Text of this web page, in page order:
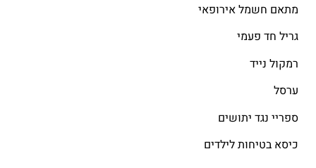
מתאם חשמל אירופאי
גריל חד פעמי
רמקול נייד
ערסל
ספריי נגד יתושים
כיסא בטיחות לילדים